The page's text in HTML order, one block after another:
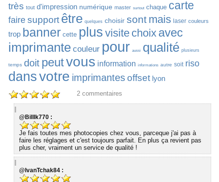
très tout d'impression numérique master surtout chaque carte
faire support être quelques choisir sont mais laser couleurs
trop banner cette plus visite choix avec
imprimante couleur pour aussi qualité plusieurs
temps doit peutvous information informations autre soit riso
dansvotre imprimantes offset lyon
2 commentaires
@BillIk770 :
Je fais toutes mes photocopies chez vous, parceque j'ai pas à
faire les réglages et c'est toujours parfait. En plus ça revient pas
plus cher, vraiment un service de qualité !
@IvanTchak84 :